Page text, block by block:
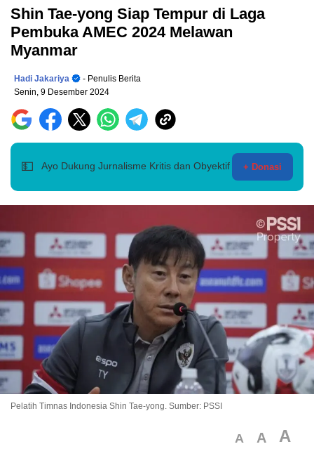
Shin Tae-yong Siap Tempur di Laga
Pembuka AMEC 2024 Melawan
Myanmar
Hadi Jakariya
- Penulis Berita
Senin, 9 Desember 2024
💵 Ayo Dukung Jurnalisme Kritis dan Obyektif + Donasi
Pelatih Timnas Indonesia Shin Tae-yong. Sumber: PSSI
A A A